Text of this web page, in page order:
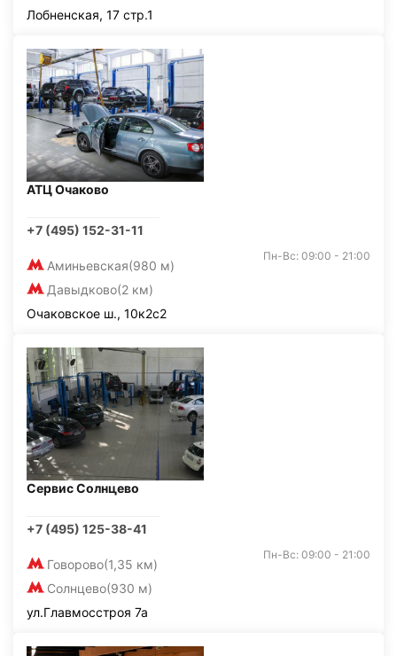
Лобненская, 17 стр.1
АТЦ Очаково
+7 (495) 152-31-11
Аминьевская(980 м)
Давыдково(2 км)
Пн-Вс: 09:00 - 21:00
Очаковское ш., 10к2с2
Сервис Солнцево
+7 (495) 125-38-41
Говорово(1,35 км)
Солнцево(930 м)
Пн-Вс: 09:00 - 21:00
ул.Главмосстроя 7а